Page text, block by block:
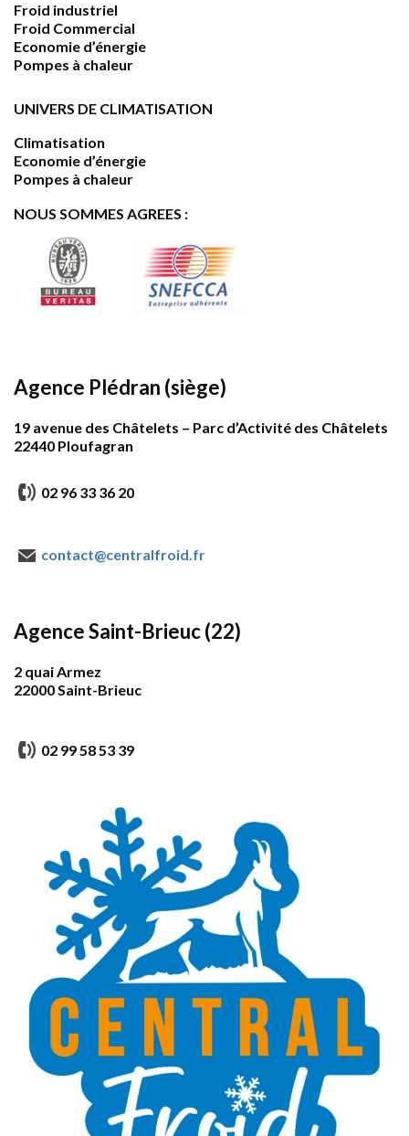
Froid industriel
Froid Commercial
Economie d’énergie
Pompes à chaleur
UNIVERS DE CLIMATISATION
Climatisation
Economie d’énergie
Pompes à chaleur
NOUS SOMMES AGREES :
Agence Plédran (siège)
19 avenue des Châtelets – Parc d’Activité des Châtelets
22440 Ploufagran
02 96 33 36 20
contact@centralfroid.fr
Agence Saint-Brieuc (22)
2 quai Armez
22000 Saint-Brieuc
02 99 58 53 39